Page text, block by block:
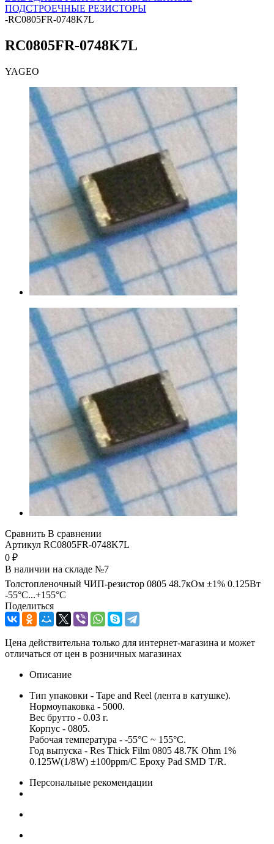
ПОДСТРОЕЧНЫЕ РЕЗИСТОРЫ
-RC0805FR-0748K7L
RC0805FR-0748K7L
YAGEO
Сравнить В сравнении
Артикул RC0805FR-0748K7L
0 ₽
В наличии на складе №7
Толстопленочный ЧИП-резистор 0805 48.7кОм ±1% 0.125Вт
-55°С...+155°С
Поделиться
Цена действительна только для интернет-магазина и может
отличаться от цен в розничных магазинах
Описание
Тип упаковки - Tape and Reel (лента в катушке).
Нормоупаковка - 5000.
Вес брутто - 0.03 г.
Корпус - 0805.
Рабочая температура - -55°C ~ 155°C.
Год выпуска - Res Thick Film 0805 48.7K Ohm 1%
0.125W(1/8W) ±100ppm/C Epoxy Pad SMD T/R.
Персональные рекомендации